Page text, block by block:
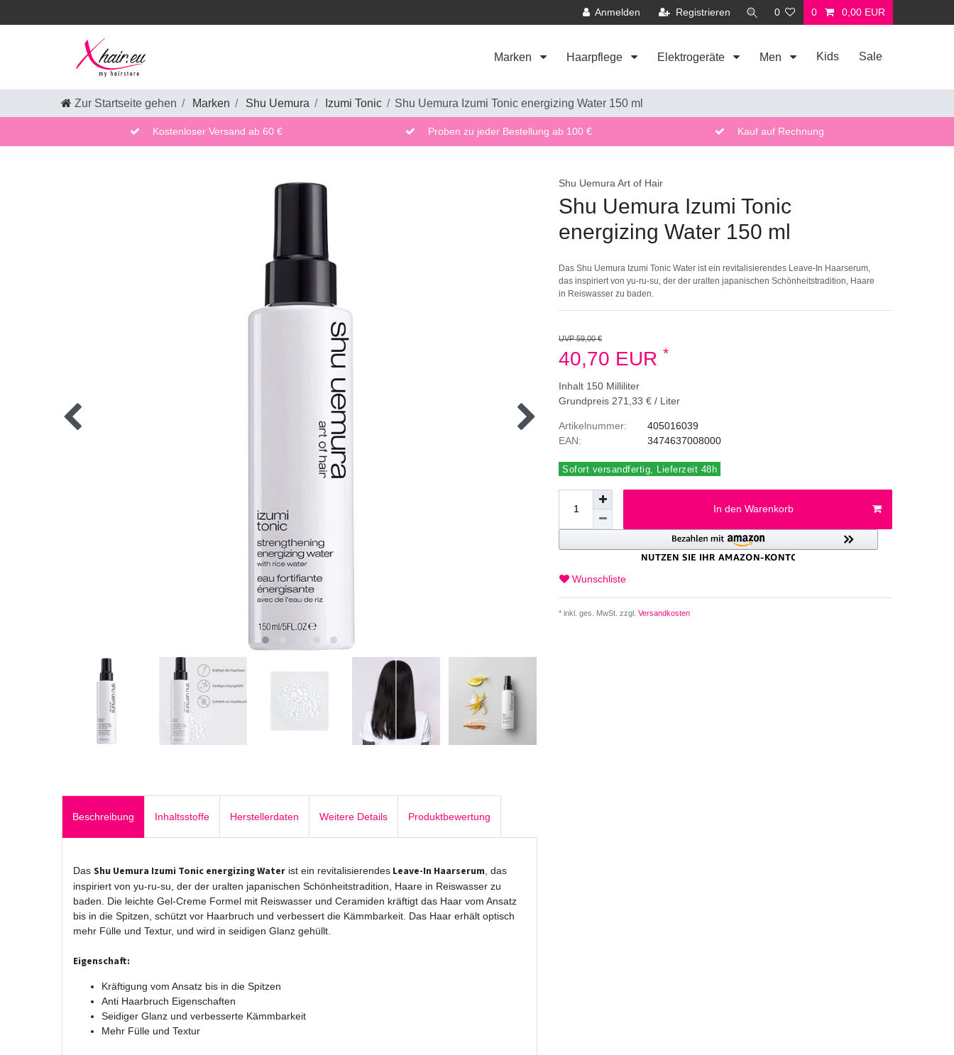
Anmelden Registrieren 0 0 0,00 EUR
Marken Haarpflege Elektrogeräte Men Kids Sale
Zur Startseite gehen Marken Shu Uemura Izumi Tonic Shu Uemura Izumi Tonic energizing Water 150 ml
Kostenloser Versand ab 60 € Proben zu jeder Bestellung ab 100 € Kauf auf Rechnung
Shu Uemura Art of Hair
Shu Uemura Izumi Tonic
energizing Water 150 ml
Das Shu Uemura Izumi Tonic Water ist ein revitalisierendes Leave-In Haarserum,
das inspiriert von yu-ru-su, der der uralten japanischen Schönheitstradition, Haare
in Reiswasser zu baden.
UVP 59,00 €
40,70 EUR *
Inhalt 150 Milliliter
Grundpreis 271,33 € / Liter
Artikelnummer:
EAN:
405016039
3474637008000
Sofort versandfertig, Lieferzeit 48h
In den Warenkorb
Wunschliste
* inkl. ges. MwSt. zzgl. Versandkosten
Beschreibung Inhaltsstoffe Herstellerdaten Weitere Details Produktbewertung
Das Shu Uemura Izumi Tonic energizing Water ist ein revitalisierendes Leave-In Haarserum , das
inspiriert von yu-ru-su, der der uralten japanischen Schönheitstradition, Haare in Reiswasser zu
baden. Die leichte Gel-Creme Formel mit Reiswasser und Ceramiden kräftigt das Haar vom Ansatz
bis in die Spitzen, schützt vor Haarbruch und verbessert die Kämmbarkeit. Das Haar erhält optisch
mehr Fülle und Textur, und wird in seidigen Glanz gehüllt.
Eigenschaft:
Kräftigung vom Ansatz bis in die Spitzen
Anti Haarbruch Eigenschaften
Seidiger Glanz und verbesserte Kämmbarkeit
Mehr Fülle und Textur